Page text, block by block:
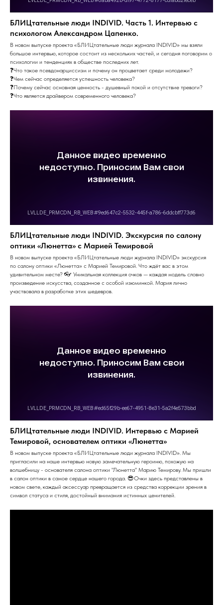
БЛИЦтательные люди INDIVID. Часть 1. Интервью с
психологом Александром Цапенко.
В новом выпуске проекта «БЛИЦтательные люди журнала INDIVID» мы взяли
большое интервью, которое состоит из нескольких частей, и сегодня поговорим о
психологии и тенденциях в обществе последних лет.
❓Что такое псевдонарциссизм и почему он процветает среди молодежи?
❓Чем сейчас определяется успешность человека?
❓Почему сейчас основная ценность - душевный покой и отсутствие тревоги?
❓Что является драйвером современного человека?
БЛИЦтательные люди INDIVID. Экскурсия по салону
оптики «Люнетта» с Марией Темировой
В новом выпуске проекта «БЛИЦтательные люди журнала INDIVID» экскурсия
по салону оптики «Люнетта» с Марией Темировой. Что ждёт вас в этом
удивительном месте? 👓 Уникальная коллекция очков — каждая модель словно
произведение искусства, созданное с особой изюминкой. Мария лично
участвовала в разработке этих шедевров.
БЛИЦтательные люди INDIVID. Интервью с Марией
Темировой, основателем оптики «Люнетта»
В новом выпуске проекта «БЛИЦтательные люди журнала INDIVID». Мы
пригласили на наше интервью новую замечательную героиню, похожую на
волшебницу - основателя салона оптики "Люнетта" Марию Темирову. Мы пришли
в салон оптики в самое сердце нашего города. 😎Очки здесь представлены в
новом свете, каждый аксессуар превращается из средства коррекции зрения в
символ статуса и стиля, достойный внимания истинных ценителей.